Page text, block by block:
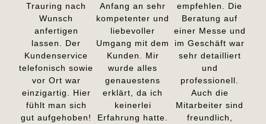
Trauring nach
Wunsch
anfertigen
lassen. Der
Kundenservice
telefonisch sowie
vor Ort war
einzigartig. Hier
fühlt man sich
gut aufgehoben!
Anfang an sehr
kompetenter und
liebevoller
Umgang mit dem
Kunden. Mir
wurde alles
genauestens
erklärt, da ich
keinerlei
Erfahrung hatte.
empfehlen. Die
Beratung auf
einer Messe und
im Geschäft war
sehr detailliert
und
professionell.
Auch die
Mitarbeiter sind
freundlich,